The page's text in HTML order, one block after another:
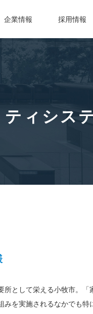
企業情報 採用情報
ィシス
所として栄える小牧市。「
みを実施されるなかでも特